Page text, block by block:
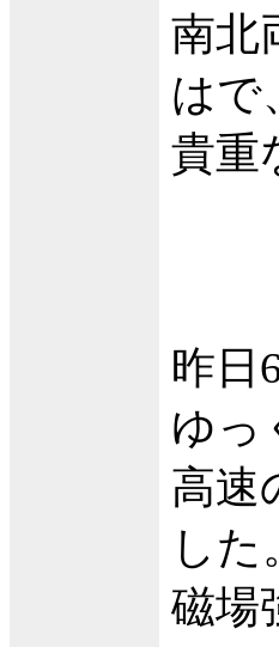
南北
はで
貴重
昨日
ゆっ
高速
した
磁場